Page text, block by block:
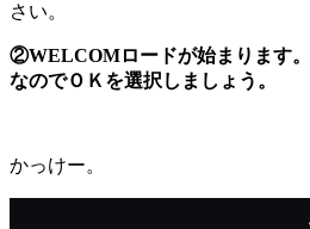
さい。
②WELCOMロードが始まります
なのでＯＫを選択しましょう。
かっけー。